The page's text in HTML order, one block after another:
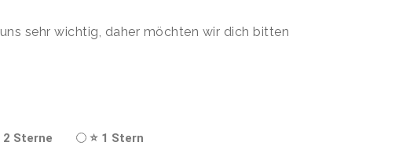
sehr wichtig, daher möchten wir dich bitten
2 Sterne ⭐ 1 Stern